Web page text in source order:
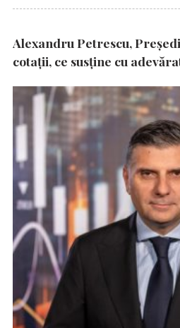
Alexandru Petrescu,
cotații, ce susține cu